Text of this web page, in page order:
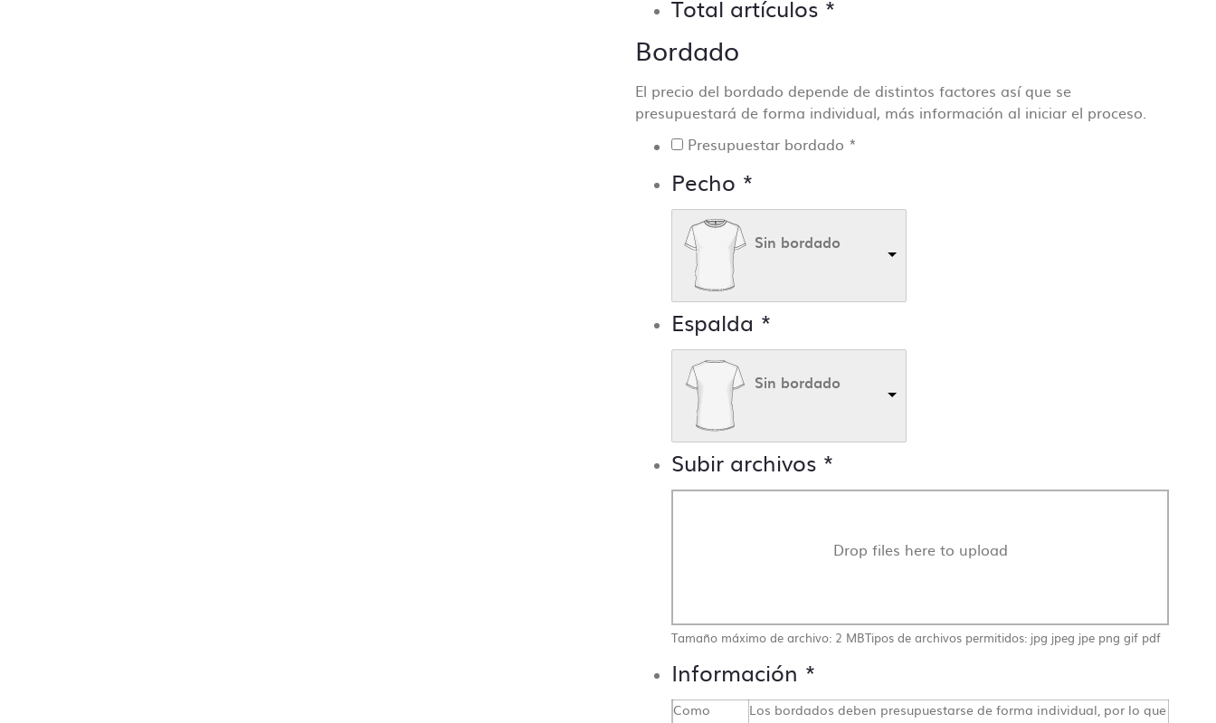
Total artículos *
Bordado
El precio del bordado depende de distintos factores así que se
presupuestará de forma individual, más información al iniciar el proceso.
Presupuestar bordado *
Pecho *
Sin bordado
Espalda *
Sin bordado
Subir archivos *
Drop files here to upload
Tamaño máximo de archivo: 2 MBTipos de archivos permitidos: jpg jpeg jpe png gif pdf
Información *
Como
Los bordados deben presupuestarse de forma individual, por lo que